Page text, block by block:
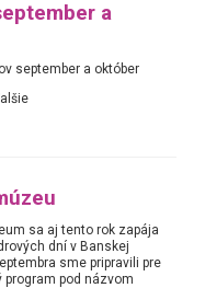
a
september a október
sa aj tento rok zapája
dní v Banskej
sme pripravili pre
pod názvom